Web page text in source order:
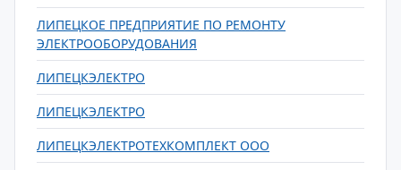
ЛИПЕЦКОЕ ПРЕДПРИЯТИЕ ПО РЕМОНТУ
ЭЛЕКТРООБОРУДОВАНИЯ
ЛИПЕЦКЭЛЕКТРО
ЛИПЕЦКЭЛЕКТРО
ЛИПЕЦКЭЛЕКТРОТЕХКОМПЛЕКТ ООО